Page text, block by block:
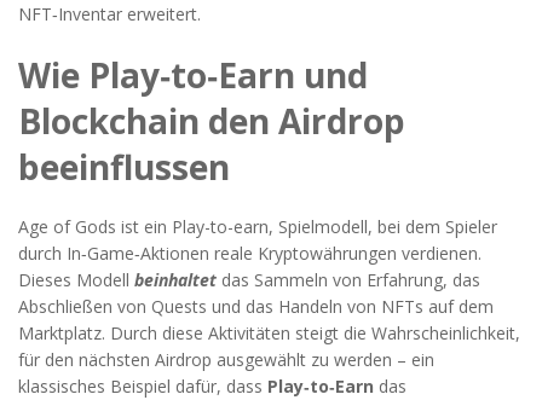
NFT‑Inventar erweitert.
Wie Play‑to‑Earn und
Blockchain den Airdrop
beeinflussen
Age of Gods ist ein Play-to-earn, Spielmodell, bei dem Spieler
durch In‑Game‑Aktionen reale Kryptowährungen verdienen.
Dieses Modell beinhaltet das Sammeln von Erfahrung, das
Abschließen von Quests und das Handeln von NFTs auf dem
Marktplatz. Durch diese Aktivitäten steigt die Wahrscheinlichkeit,
für den nächsten Airdrop ausgewählt zu werden – ein
klassisches Beispiel dafür, dass Play‑to‑Earn das